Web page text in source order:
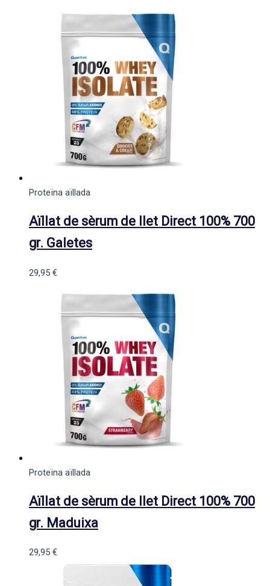
Proteïna aïllada
Aïllat de sèrum de llet Direct 100% 700
gr. Galetes
29,95 €
Proteïna aïllada
Aïllat de sèrum de llet Direct 100% 700
gr. Maduixa
29,95 €